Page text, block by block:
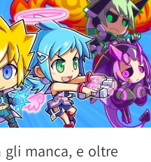
manca, e oltre